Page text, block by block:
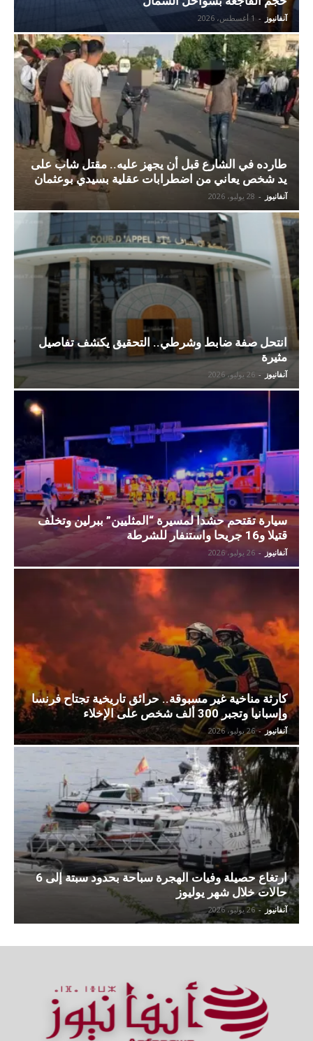
آنفانيوز - 1 أغسطس، 2026
طارده في الشارع قبل أن يجهز عليه.. مقتل شاب على
يد شخص يعاني من اضطرابات عقلية بسيدي بوعثمان
آنفانيوز - 28 يوليو، 2026
انتحل صفة ضابط وشرطي.. التحقيق يكشف تفاصيل
مثيرة
آنفانيوز - 26 يوليو، 2026
سيارة تقتحم حشدا لمسيرة “المثليين” ببرلين وتخلف
قتيلا و16 جريحا واستنفار للشرطة
آنفانيوز - 26 يوليو، 2026
كارثة مناخية غير مسبوقة.. حرائق تاريخية تجتاح فرنسا
وإسبانيا وتجبر 300 ألف شخص على الإخلاء
آنفانيوز - 26 يوليو، 2026
ارتغاع حصيلة وفيات الهجرة سباحة بحدود سبتة إلى 6
حالات خلال شهر يوليوز
آنفانيوز - 26 يوليو، 2026